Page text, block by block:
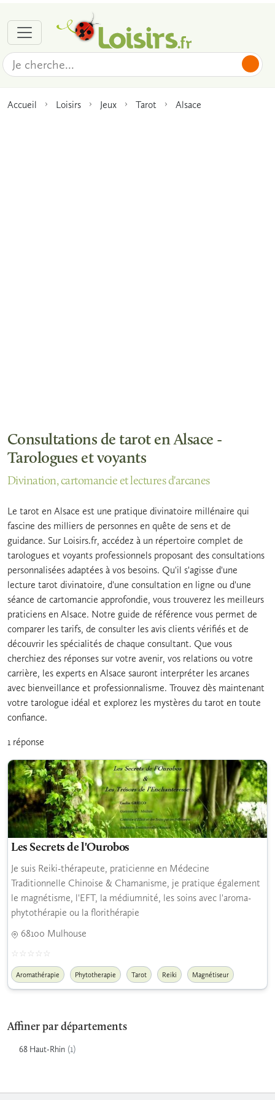
Accueil Loisirs Jeux Tarot Alsace
Affiner par départements
68 Haut-Rhin (1)
Consultations de tarot en Alsace -
Tarologues et voyants
Divination, cartomancie et lectures d'arcanes
Le tarot en Alsace est une pratique divinatoire millénaire qui
fascine des milliers de personnes en quête de sens et de
guidance. Sur Loisirs.fr, accédez à un répertoire complet de
tarologues et voyants professionnels proposant des consultations
personnalisées adaptées à vos besoins. Qu'il s'agisse d'une
lecture tarot divinatoire, d'une consultation en ligne ou d'une
séance de cartomancie approfondie, vous trouverez les meilleurs
praticiens en Alsace. Notre guide de référence vous permet de
comparer les tarifs, de consulter les avis clients vérifiés et de
découvrir les spécialités de chaque consultant. Que vous
cherchiez des réponses sur votre avenir, vos relations ou votre
carrière, les experts en Alsace sauront interpréter les arcanes
avec bienveillance et professionnalisme. Trouvez dès maintenant
votre tarologue idéal et explorez les mystères du tarot en toute
confiance.
1 réponse
Les Secrets de l'Ourobos
Je suis Reiki-thérapeute, praticienne en Médecine
Traditionnelle Chinoise & Chamanisme, je pratique également
le magnétisme, l'EFT, la médiumnité, les soins avec l'aroma-
phytothérapie ou la florithérapie
68100 Mulhouse
Aromathérapie Phytotherapie Tarot Reiki Magnétiseur